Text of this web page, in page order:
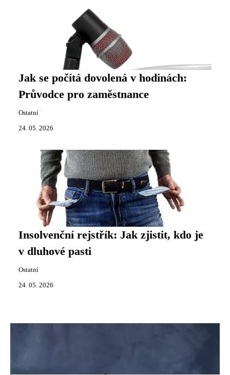
Jak se počítá dovolená v hodinách:
Průvodce pro zaměstnance
Ostatní
24. 05. 2026
Insolvenční rejstřík: Jak zjistit, kdo je
v dluhové pasti
Ostatní
24. 05. 2026